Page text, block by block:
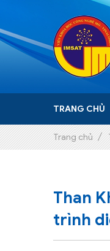
Giới thiệu
Tin tức – Sự kiện
Chăm sóc khách hàng
TRANG CHỦ
Trang chủ
Than
trình